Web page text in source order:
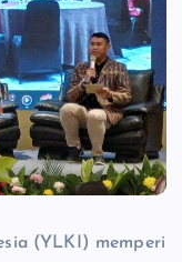
(YLKI) memperi